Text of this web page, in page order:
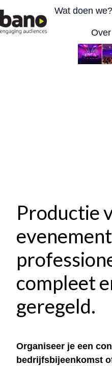
Wat doen we?
Productie
compleet
geregeld.
Organiseer je een
bedrijfsbijeenkomst